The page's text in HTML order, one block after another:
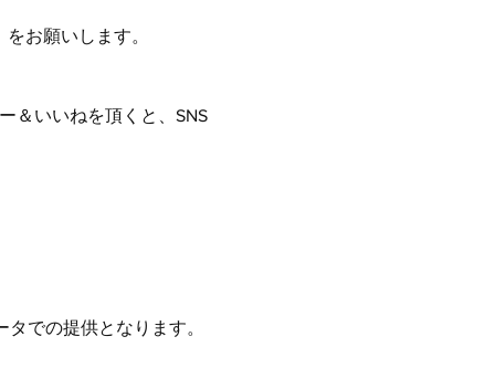
をお願いします。
＆いいねを頂くと、SNS
での提供となります。